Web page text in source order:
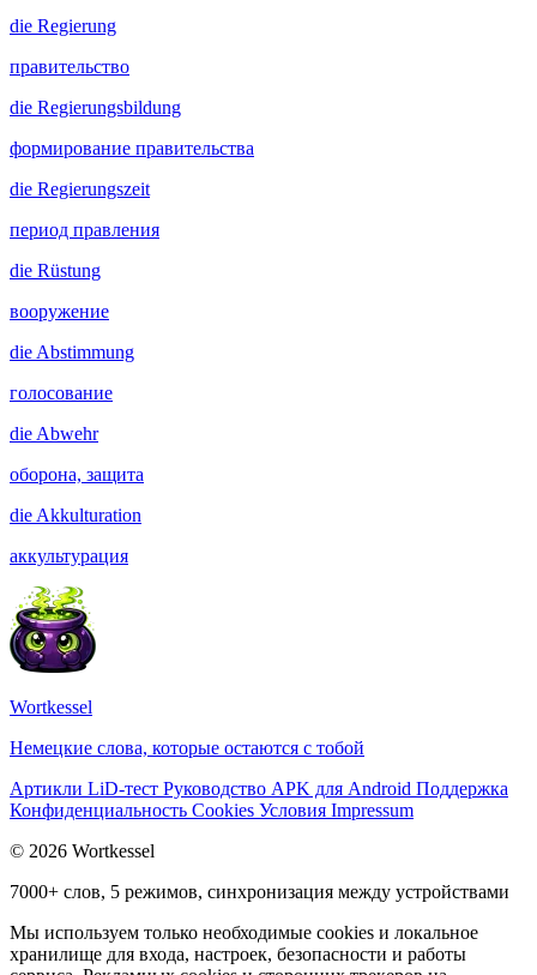
die Regierung
правительство
die Regierungsbildung
формирование правительства
die Regierungszeit
период правления
die Rüstung
вооружение
die Abstimmung
голосование
die Abwehr
оборона, защита
die Akkulturation
аккультурация
Wortkessel
Немецкие слова, которые остаются с тобой
Артикли LiD-тест Руководство APK для Android Поддержка
Конфиденциальность Cookies Условия Impressum
© 2026 Wortkessel
7000+ слов, 5 режимов, синхронизация между устройствами
Мы используем только необходимые cookies и локальное
хранилище для входа, настроек, безопасности и работы